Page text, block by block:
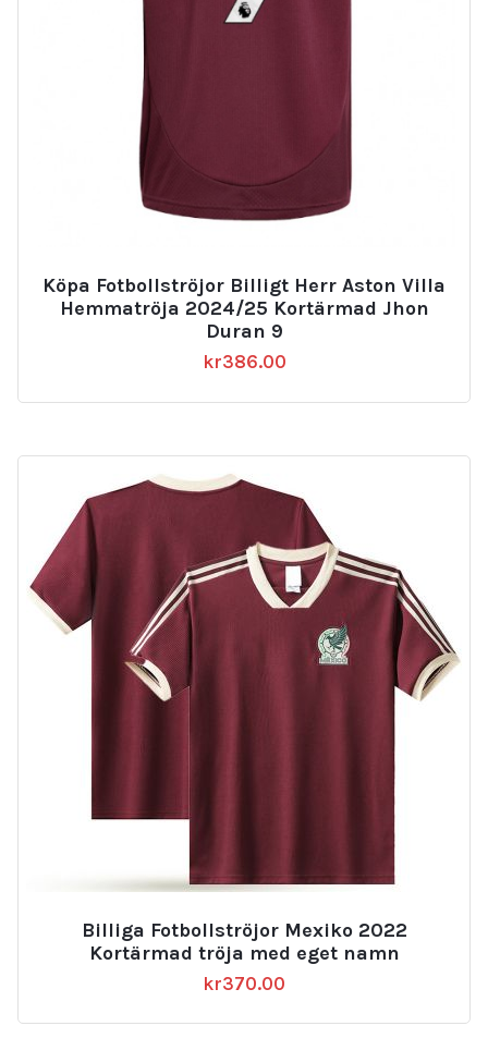
Köpa Fotbollströjor Billigt Herr Aston Villa
Hemmatröja 2024/25 Kortärmad Jhon
Duran 9
kr386.00
Billiga Fotbollströjor Mexiko 2022
Kortärmad tröja med eget namn
kr370.00